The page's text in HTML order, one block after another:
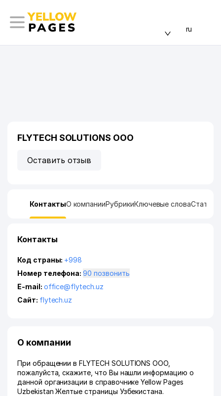
ru
FLYTECH SOLUTIONS ООО
Оставить отзыв
КонтактыО компанииРубрикиКлючевые слова
Контакты
Код страны: +998
Номер телефона:
90 позвонить
E-mail: office@flytech.uz
Сайт: flytech.uz
О компании
При обращении в FLYTECH SOLUTIONS ООО,
пожалуйста, скажите, что Вы нашли информацию о
данной организации в справочнике Yellow Pages
Uzbekistan Желтые страницы Узбекистана.